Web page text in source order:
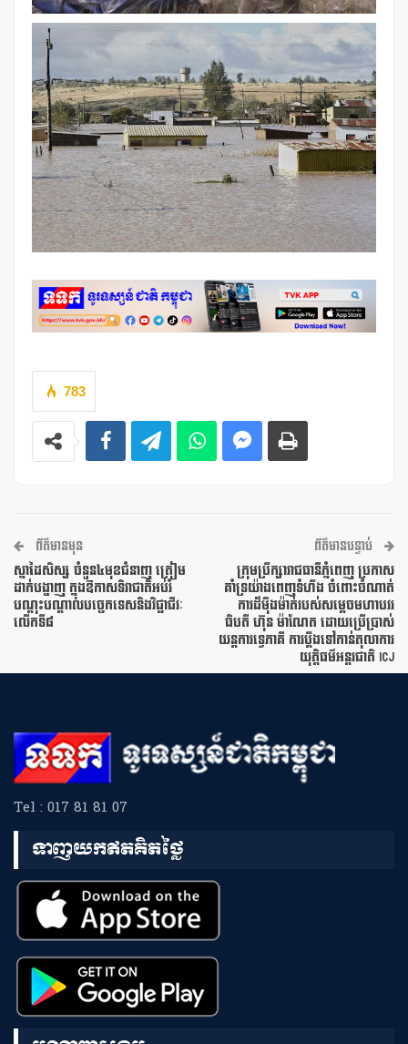
783
ព័ត៌មានមុន
ស្នាដៃសិស្ស ចំនួន៤មុខជំនាញ ត្រៀម
ដាក់បង្ហាញ ក្នុងឱកាសទិវាជាតិអប់រំ
បណ្តុះបណ្តាលបច្ចេកទេសនិងវិជ្ជាជីវៈ
លើកទី៨
ព័ត៌មានបន្ទាប់
ក្រុមប្រឹក្សារាជធានីភ្នំពេញ ប្រកាស
គាំទ្រយ៉ាងពេញទំហឹង ចំពោះចំណាត់
ការដ៏ម៉ឺងម៉ាត់របស់សម្តេចមហាបវរ
ធិបតី ហ៊ុន ម៉ាណែត ដោយប្រើប្រាស់
យន្តការទ្វេភាគី ការប្ដឹងទៅកាន់តុលាការ
យុត្តិធម៌អន្ដរជាតិ ICJ
Tel : 017 81 81 07
ទាញយកឥតគិតថ្លៃ